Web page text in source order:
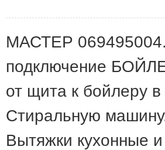
МАСТЕР
подключение
от щита к бойлеру
Стиральную
Вытяжки кухонные